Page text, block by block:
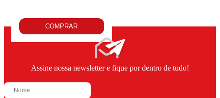
COMPRAR
Assine nossa newsletter e fique por dentro de tudo!